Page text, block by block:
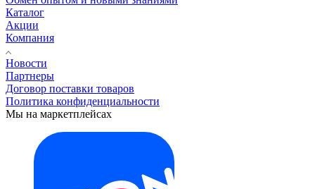
Каталог
Акции
Компания
Новости
Партнеры
Договор поставки товаров
Политика конфиденциальности
Мы на маркетплейсах